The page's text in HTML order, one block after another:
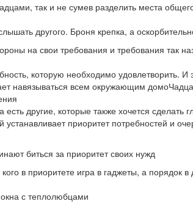
так и не сумев разделить места
другого. Броня крепка, а
на свои требования и требования так
которую необходимо удовлетворить. И
навязываться всем окружающим
есть другие, которые также хочется сделать
приоритет потребностей и
биться за приоритет своих нужд
в приоритете игра в гаджеты, а порядок
с теплолюбцами